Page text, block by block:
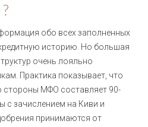
обо всех заполненных
историю. Но большая
очень лояльно
Практика показывает, что
стороны МФО составляет 90-
с зачислением на Киви и
принимаются от